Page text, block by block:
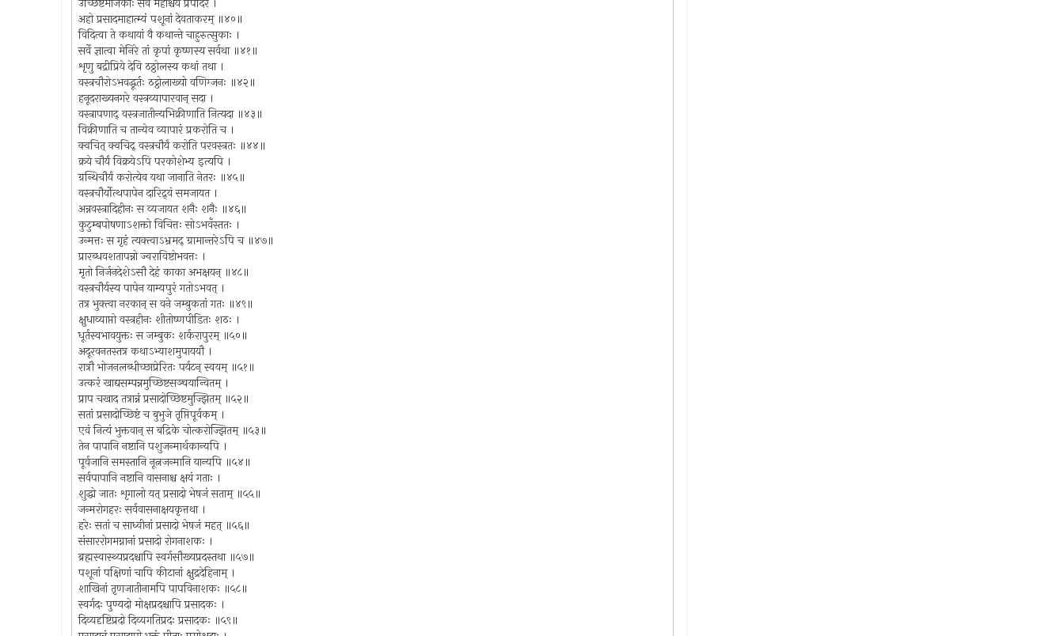
अहो प्रसादमाहात्म्यं पशूनां देवताकरम् ॥४०॥
विदित्वा ते कथायां वै कथान्ते चाहुरुत्सुकाः ।
सर्वे ज्ञात्वा मेनिरे तां कृपां कृष्णस्य सर्वथा ॥४१॥
शृणु बद्रीप्रिये देवि ठठ्ठोलस्य कथां तथा ।
वस्त्रचौरोऽभवद्धूर्तः ठट्ठोलाख्यो वणिग्जनः ॥४२॥
हनूदराख्यनगरे वस्त्रव्यापारवान् सदा ।
वस्त्रापणाद् वस्त्रजातीन्यभिक्रीणाति नित्यदा ॥४३॥
विक्रीणाति च तान्येव व्यापारं प्रकरोति च ।
क्वचित् क्वचिद् वस्त्रचौर्यं करोति परवस्त्रतः ॥४४॥
क्रये चौर्यं विक्रयेऽपि परकोशेभ्य इत्यपि ।
ग्रन्थिचौर्यं करोत्येव यथा जानाति नेतरः ॥४५॥
वस्त्रचौर्योत्थपापेन दारिद्र्यं समजायत ।
अन्नवस्त्रादिहीनः स व्यजायत शनैः शनैः ॥४६॥
कुटुम्बपोषणाऽशक्तो विचित्तः सोऽभवँस्ततः ।
उन्मत्तः स गृहं त्यक्त्वाऽभ्रमद् ग्रामान्तरेऽपि च ॥४७॥
प्रारब्धवशतापन्नो ज्वराविष्टोभवत्तः ।
मृतो निर्जनदेशेऽसौ देहं काका अभक्षयन् ॥४८॥
वस्त्रचौर्यस्य पापेन याम्यपुरं गतोऽभवत् ।
तत्र भुक्त्वा नरकान् स वने जम्बुकतां गतः ॥४९॥
क्षुधाव्याप्तो वस्त्रहीनः शीतोष्णपीडितः शठः ।
धूर्तस्वभावयुक्तः स जम्बुकः शर्करापुरम् ॥५०॥
अदूरवनतस्तत्र कथाऽभ्याशमुपाययौ ।
रात्रौ भोजनलब्धीच्छाप्रेरितः पर्यटन् स्वयम् ॥५१॥
उत्करं खाद्यसम्पन्नमुच्छिष्टसञ्चयान्वितम् ।
प्राप चखाद तत्रान्नं प्रसादोच्छिष्टमुज्झितम् ॥५२॥
सतां प्रसादोच्छिष्टं च बुभुजे तृप्तिपूर्वकम् ।
एवं नित्यं भुक्तवान् स बद्रिके चोत्करोज्झितम् ॥५३॥
तेन पापानि नष्टानि पशुजन्मार्थकान्यपि ।
पूर्वजानि समस्तानि नूत्नजन्मानि यान्यपि ॥५४॥
सर्वपापानि नष्टानि वासनाश्च क्षयं गताः ।
शुद्धो जातः शृगालो यत् प्रसादो भेषजं सताम् ॥५५॥
जन्मरोगहरः सर्ववासनाक्षयकृत्तथा ।
हरेः सतां च साध्वीनां प्रसादो भेषजं महत् ॥५६॥
संसाररोगमग्नानां प्रसादो रोगनाशकः ।
ब्रह्मस्वास्थ्यप्रदश्चापि स्वर्गसौख्यप्रदस्तथा ॥५७॥
पशूनां पक्षिणां चापि कीटानां क्षुद्रदेहिनाम् ।
शाखिनां तृणजातीनामपि पापविनाशकः ॥५८॥
स्वर्गदः पुण्यदो मोक्षप्रदश्चापि प्रसादकः ।
दिव्यदृष्टिप्रदो दिव्यगतिप्रदः प्रसादकः ॥५९॥